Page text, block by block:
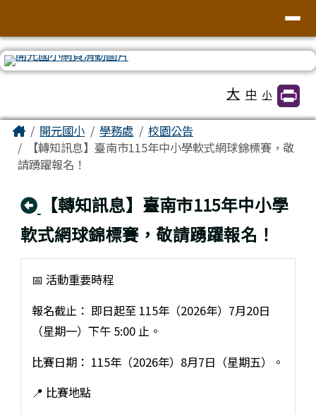
臺南市北區開元國民小學全球資訊網
大 中 小
主內容區域
Home開元國小 學務處
校園公告
【轉知訊息】臺南市115年中小學軟式網球錦標賽，敬
請踴躍報名！
回上頁
【轉知訊息】臺南市115年中小學
軟式網球錦標賽，敬請踴躍報名！
📅 活動重要時程
報名截止： 即日起至 115年（2026年）7月20日
（星期一）下午 5:00 止。
比賽日期： 115年（2026年）8月7日（星期五）。
📍 比賽地點
頁尾區域